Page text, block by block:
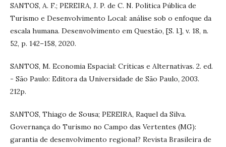
SANTOS, A. F.; PEREIRA, J. P. de C. N. Política Pública de
Turismo e Desenvolvimento Local: análise sob o enfoque da
escala humana. Desenvolvimento em Questão, [S. l.], v. 18, n.
52, p. 142–158, 2020.
SANTOS, M. Economia Espacial: Críticas e Alternativas. 2. ed.
- São Paulo: Editora da Universidade de São Paulo, 2003.
212p.
SANTOS, Thiago de Sousa; PEREIRA, Raquel da Silva.
Governança do Turismo no Campo das Vertentes (MG):
garantia de desenvolvimento regional? Revista Brasileira de